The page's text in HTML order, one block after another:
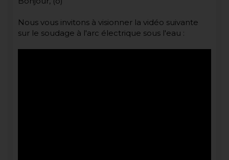
Nous vous invitons à visionner la vidéo suivante
sur le soudage à l'arc électrique sous l'eau :